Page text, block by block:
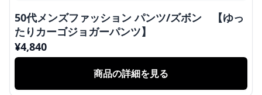
50代メンズファッション パンツ/ズボン 【ゆっ
たりカーゴジョガーパンツ】
¥4,840
商品の詳細を見る